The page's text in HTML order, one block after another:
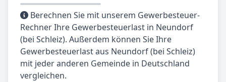
Berechnen Sie mit unserem Gewerbesteuer-
Rechner Ihre Gewerbesteuerlast in Neundorf
(bei Schleiz). Außerdem können Sie Ihre
Gewerbesteuerlast aus Neundorf (bei Schleiz)
mit jeder anderen Gemeinde in Deutschland
vergleichen.